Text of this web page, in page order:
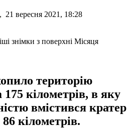
, 21 вересня 2021, 18:28
територію
кілометрів, в яку
вмістився кратер
кілометрів.